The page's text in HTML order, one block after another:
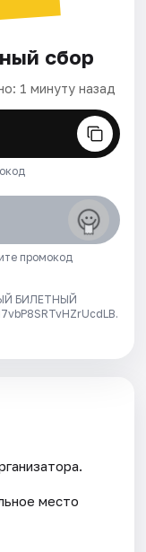
сбор
1 минуту назад
промокод
БИЛЕТНЫЙ
место